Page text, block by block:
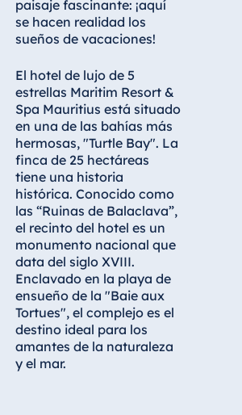
Hotel Köln
Hotel
Hotel Magdeburg
Hotel München
Hotel Stuttgart
Seehotel
Timmendorfer
Strand
TitiseeHotel
Titisee-Neustadt
Strandhotel
Travemünde
Hotel Ulm
Star-Apart Hansa
Hotel Wiesbaden
Hotel Würzburg
paisaje fascinante: ¡aquí
se hacen realidad los
sueños de vacaciones!
El hotel de lujo de 5
estrellas Maritim Resort &
Spa Mauritius está situado
en una de las bahías más
hermosas, "Turtle Bay". La
finca de 25 hectáreas
tiene una historia
histórica. Conocido como
las “Ruinas de Balaclava”,
el recinto del hotel es un
monumento nacional que
data del siglo XVIII.
Enclavado en la playa de
ensueño de la "Baie aux
Tortues", el complejo es el
destino ideal para los
amantes de la naturaleza
y el mar.